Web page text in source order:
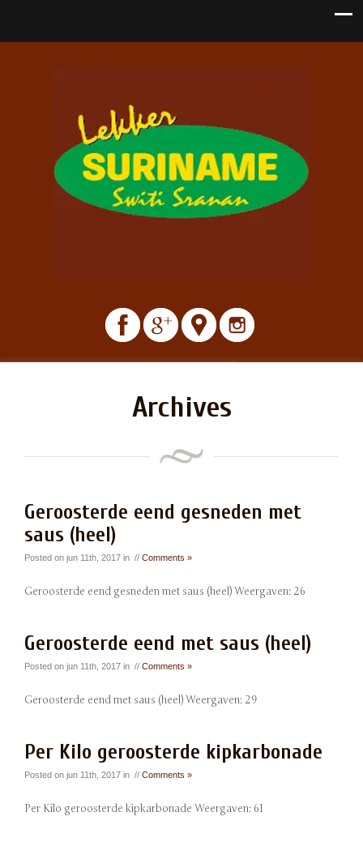
Archives
Geroosterde eend gesneden met
saus (heel)
Posted on jun 11th, 2017 in // Comments »
Geroosterde eend gesneden met saus (heel) Weergaven: 26
Geroosterde eend met saus (heel)
Posted on jun 11th, 2017 in // Comments »
Geroosterde eend met saus (heel) Weergaven: 29
Per Kilo geroosterde kipkarbonade
Posted on jun 11th, 2017 in // Comments »
Per Kilo geroosterde kipkarbonade Weergaven: 61